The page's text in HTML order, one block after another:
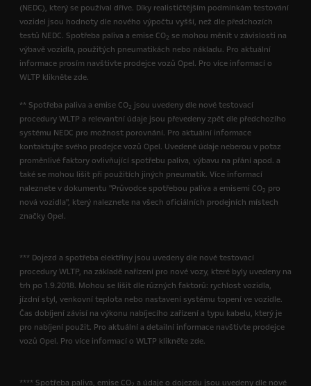
(NEDC), který se používal dříve. Díky realističtějším podmínkám testování
vozidel jsou hodnoty dle nového výpočtu vyšší, než dle předchozích
testů NEDC. Spotřeba paliva a emise CO2 se mohou měnit v závislosti na
výbavě vozidla, použitých pneumatikách nebo nákladu. Pro aktuální
informace prosím navštivte prodejce vozů Opel. Pro více informací o
WLTP klikněte zde.
** Spotřeba paliva a emise CO2 jsou uvedeny dle nové testovací
procedury WLTP a relevantní údaje jsou převedeny zpět dle předchozího
systému NEDC pro možnost porovnání. Pro aktuální informace
kontaktujte svého prodejce vozů Opel. Uvedené údaje neberou v potaz
proměnlivé faktory ovlivňující spotřebu paliva, výbavu na přání apod. a
také se mohou lišit při použitích jiných pneumatik. Více informací
naleznete v dokumentu "Průvodce spotřebou paliva a emisemi CO2 pro
nová vozidla", který naleznete na všech oficiálních prodejních místech
značky Opel.
*** Dojezd a spotřeba elektřiny jsou uvedeny dle nové testovací
procedury WLTP, na základě nařízení pro nové vozy, které byly uvedeny na
trh po 1.9.2018. Mohou se lišit dle různých faktorů: rychlost vozidla,
jízdní styl, venkovní teplota nebo nastavení systému topení ve vozidle.
Čas dobíjení závisí na výkonu nabíjecího zařízení a typu kabelu, který je
pro nabíjení použit. Pro aktuální a detailní informace navštivte prodejce
vozů Opel. Pro více informací o WLTP klikněte zde.
**** Spotřeba paliva, emise CO a údaje o dojezdu jsou uvedeny dle nové